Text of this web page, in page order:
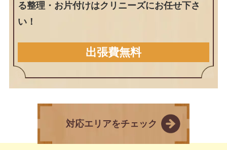
る整理・お片付けはクリニーズにお任せ下さ
い！
出張費無料
対応エリアをチェック